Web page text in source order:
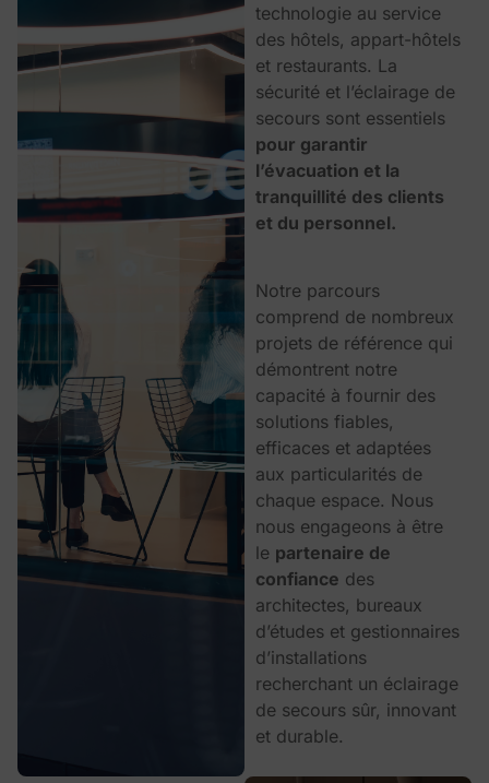
technologie au service
des hôtels, appart-hôtels
et restaurants. La
sécurité et l’éclairage de
secours sont essentiels
pour garantir
l’évacuation et la
tranquillité des clients
et du personnel.
Notre parcours
comprend de nombreux
projets de référence qui
démontrent notre
capacité à fournir des
solutions fiables,
efficaces et adaptées
aux particularités de
chaque espace. Nous
nous engageons à être
le partenaire de
confiance des
architectes, bureaux
d’études et gestionnaires
d’installations
recherchant un éclairage
de secours sûr, innovant
et durable.